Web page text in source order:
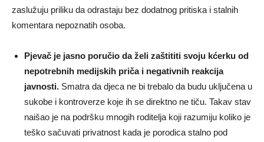
zaslužuju priliku da odrastaju bez dodatnog pritiska i stalnih
komentara nepoznatih osoba.
Pjevač je jasno poručio da želi zaštititi svoju kćerku od
nepotrebnih medijskih priča i negativnih reakcija
javnosti. Smatra da djeca ne bi trebalo da budu uključena u
sukobe i kontroverze koje ih se direktno ne tiču. Takav stav
naišao je na podršku mnogih roditelja koji razumiju koliko je
teško sačuvati privatnost kada je porodica stalno pod